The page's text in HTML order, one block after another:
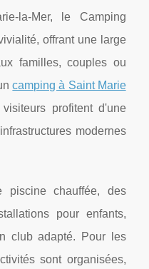
la-Mer, le Camping
offrant une large
familles, couples ou
camping à Saint Marie
profitent d'une
modernes
piscine chauffée, des
pour enfants,
club adapté. Pour les
sont organisées,